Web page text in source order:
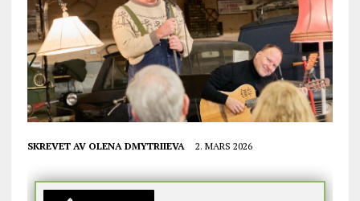
SKREVET AV OLENA DMYTRIIEVA 2. MARS 2026